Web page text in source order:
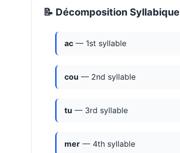
📝 Décomposition Syllabique
ac — 1st syllable
cou — 2nd syllable
tu — 3rd syllable
mer — 4th syllable